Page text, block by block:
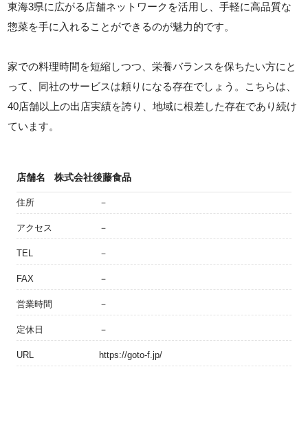
東海3県に広がる店舗ネットワークを活用し、手軽に高品質な
惣菜を手に入れることができるのが魅力的です。
家での料理時間を短縮しつつ、栄養バランスを保ちたい方にと
って、同社のサービスは頼りになる存在でしょう。こちらは、
40店舗以上の出店実績を誇り、地域に根差した存在であり続け
ています。
店舗名 株式会社後藤食品
住所 －
アクセス －
TEL －
FAX －
営業時間 －
定休日 －
URL https://goto-f.jp/